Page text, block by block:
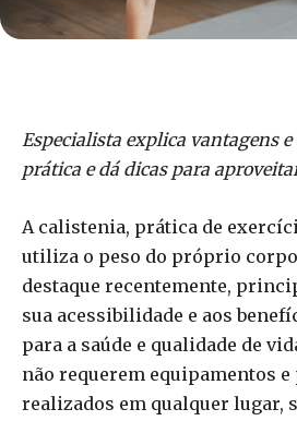
Especialista explica vantagens
prática e dá dicas para
A calistenia, prática de
utiliza o peso do próprio
destaque recentemente,
sua acessibilidade e aos
para a saúde e qualidade de
não requerem equipamentos e
realizados em qualquer lugar,